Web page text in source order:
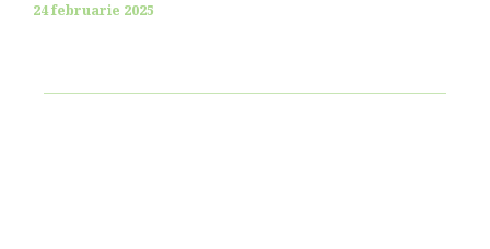
24 februarie 2025